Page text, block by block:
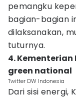
pemangku
bagian-bagian
dilaksanakan,
tuturnya.
4. Kementerian
green national
Twitter DW Indonesia
Dari sisi energi,